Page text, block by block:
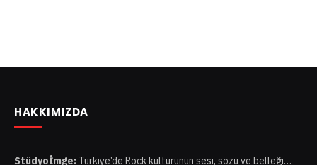
HAKKIMIZDA
Stüdyoİmge: Türkiye’de Rock kültürünün sesi, sözü ve belleği…